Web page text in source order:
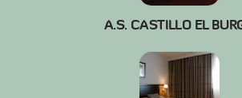
A.S. CASTILLO EL